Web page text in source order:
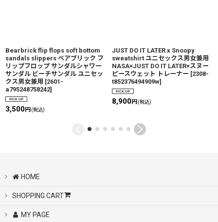
Bearbrick flip flops soft bottom
sandals slippers ベアブリック フ
リップフロップ サンダルシャワー
サンダル ビーチサンダル ユニセッ
クス男女兼用 [2601-
a795248758242]
3,500円 (税込)
JUST DO IT LATER x Snoopy
sweatshirt ユニセックス男女兼用
NASA×JUST DO IT LATER×スヌー
ピースウェット トレーナー [2308-
t852376494909w]
8,900円 (税込)
HOME
SHOPPING CART
MY PAGE